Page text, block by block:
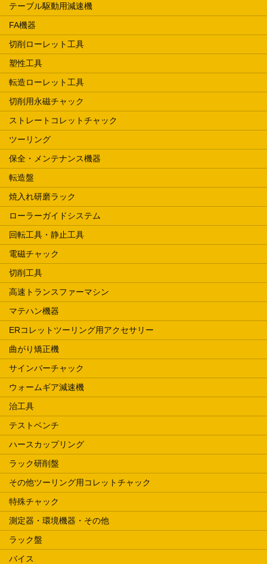
テーブル駆動用減速機
FA機器
切削ローレット工具
塑性工具
転造ローレット工具
切削用永磁チャック
ストレートコレットチャック
ツーリング
保全・メンテナンス機器
転造盤
焼入れ研磨ラック
ローラーガイドシステム
回転工具・静止工具
電磁チャック
切削工具
高速トランスファーマシン
マテハン機器
ERコレットツーリング用アクセサリー
曲がり矯正機
サインバーチャック
ウォームギア減速機
治工具
テストベンチ
ハースカップリング
ラック研削盤
その他ツーリング用コレットチャック
特殊チャック
測定器・環境機器・その他
ラック盤
バイス